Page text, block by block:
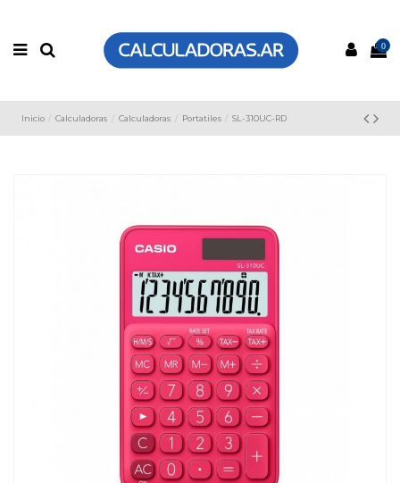
0
Inicio Calculadoras Calculadoras Portatiles SL-310UC-RD